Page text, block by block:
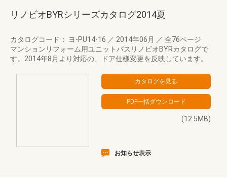
リノビオBYRシリーズカタログ2014夏
カタログコード： ヨ-PU14-16 ／ 2014年06月 ／ 全76ページ
マンションリフォーム用ユニットバスリノビオBYRカタログで
す。2014年8月より対応の、ドア仕様変更を反映しています。
(12.5MB)
お知らせ表示